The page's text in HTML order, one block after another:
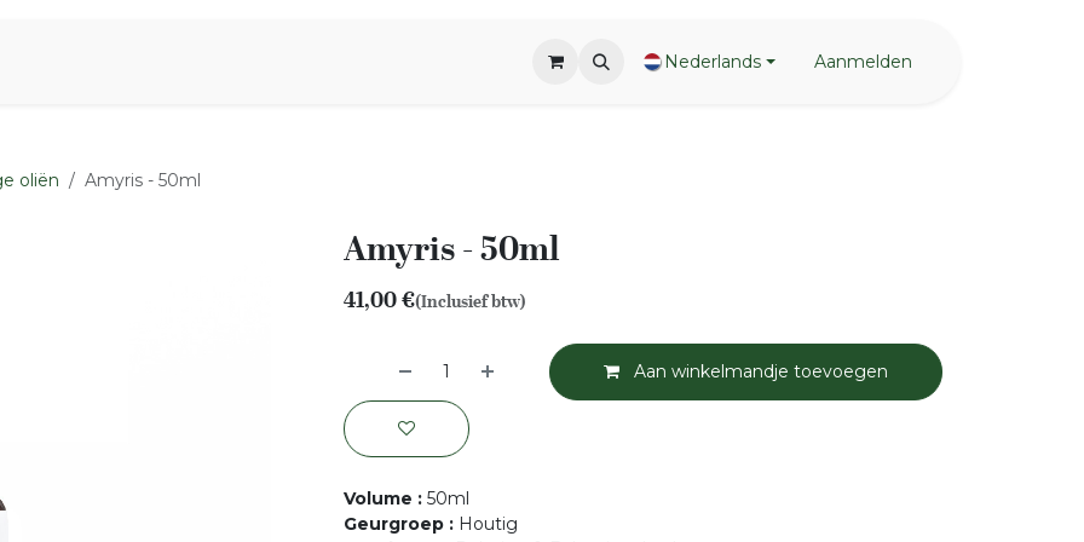
Nederlands Aanmelden
oliën Amyris - 50ml
Amyris - 50ml
41,00€(Inclusief btw)
Aan winkelmandje toevoegen
Volume : 50ml
Geurgroep : Houtig